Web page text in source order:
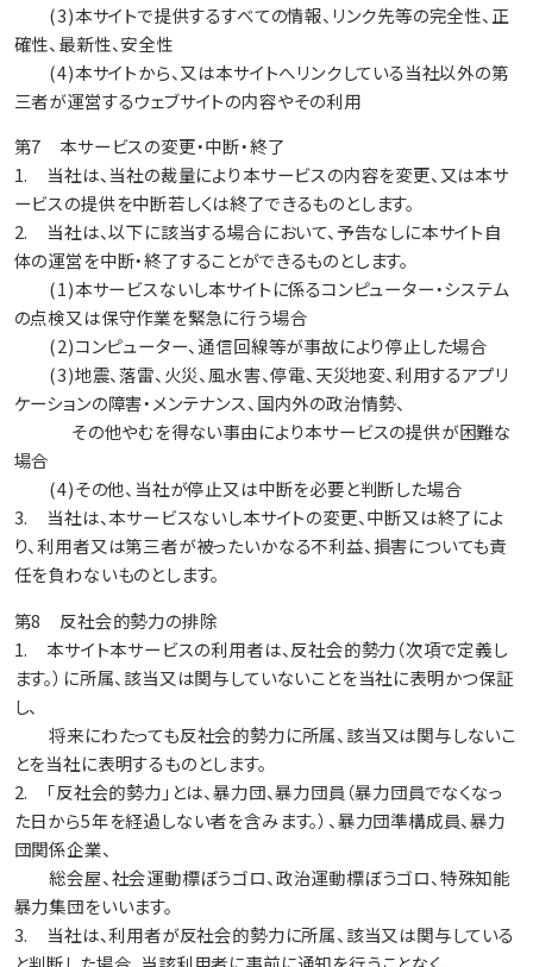
(3)本サイトで提供するすべての情報、リンク先等の完全性、正
確性、最新性、安全性
(4)本サイトから、又は本サイトへリンクしている当社以外の第
三者が運営するウェブサイトの内容やその利用
第7 本サービスの変更・中断・終了
1. 当社は、当社の裁量により本サービスの内容を変更、又は本サ
ービスの提供を中断若しくは終了できるものとします。
2. 当社は、以下に該当する場合において、予告なしに本サイト自
体の運営を中断・終了することができるものとします。
(1)本サービスないし本サイトに係るコンピューター・システム
の点検又は保守作業を緊急に行う場合
(2)コンピューター、通信回線等が事故により停止した場合
(3)地震、落雷、火災、風水害、停電、天災地変、利用するアプリ
ケーションの障害・メンテナンス、国内外の政治情勢、
その他やむを得ない事由により本サービスの提供が困難な
場合
(4)その他、当社が停止又は中断を必要と判断した場合
3. 当社は、本サービスないし本サイトの変更、中断又は終了によ
り、利用者又は第三者が被ったいかなる不利益、損害についても責
任を負わないものとします。
第8 反社会的勢力の排除
1. 本サイト本サービスの利用者は、反社会的勢力（次項で定義し
ます。）に所属、該当又は関与していないことを当社に表明かつ保証
し、
将来にわたっても反社会的勢力に所属、該当又は関与しないこ
とを当社に表明するものとします。
2. 「反社会的勢力」とは、暴力団、暴力団員（暴力団員でなくなっ
た日から5年を経過しない者を含みます。）、暴力団準構成員、暴力
団関係企業、
総会屋、社会運動標ぼうゴロ、政治運動標ぼうゴロ、特殊知能
暴力集団をいいます。
3. 当社は、利用者が反社会的勢力に所属、該当又は関与している